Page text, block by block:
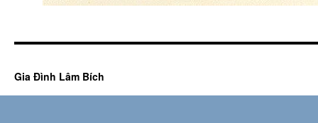
Gia Đình Lâm Bích